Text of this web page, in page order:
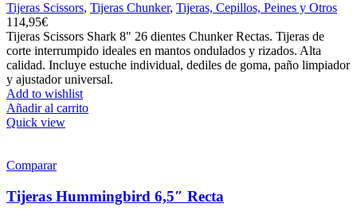
Tijeras Scissors, Tijeras Chunker, Tijeras, Cepillos, Peines y Otros
114,95€
Tijeras Scissors Shark 8" 26 dientes Chunker Rectas. Tijeras de
corte interrumpido ideales en mantos ondulados y rizados. Alta
calidad. Incluye estuche individual, dediles de goma, paño limpiador
y ajustador universal.
Add to wishlist
Añadir al carrito
Quick view
Comparar
Tijeras Hummingbird 6,5″ Recta